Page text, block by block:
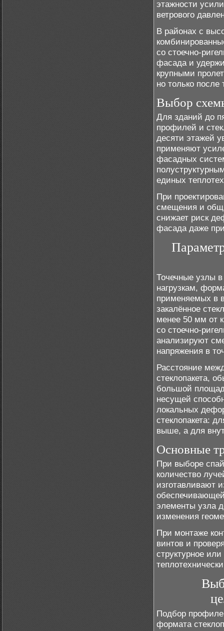
этажности
ветрового
В районах с
со стоечно-
фасада и
крупными
но только
Выбор
Для зданий до
профилей и
десяти этажей
применяют
фасадных
единых
При
смещения и
снижает риск
фасада даже
Точечные узлы
нагрузкам,
применяемых в
закалённое
менее 50 мм от
со стоечно-
анализируют
напряжения в
Расстояние
стеклопакета,
большой
несущей
локальных
стеклопакета:
выше, а для
Основные
При выборе
количество
изготавливают
элементы узла
изменения
При монтаже
винтов и
структурное
Подбор
формата